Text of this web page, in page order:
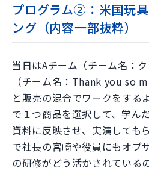
プログラム②：米国玩
ング（内容一部抜粋）
当日はAチーム（チーム名：
（チーム名：Thank you so
と販売の混合でワークをする
で１つ商品を選択して、学ん
資料に反映させ、実演しても
で社長の宮崎や役員にもオブ
の研修がどう活かされている